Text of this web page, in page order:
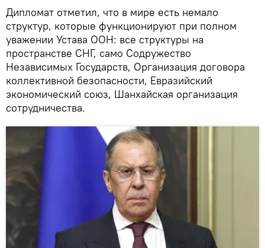
Дипломат отметил, что в мире есть немало
структур, которые функционируют при полном
уважении Устава ООН: все структуры на
пространстве СНГ, само Содружество
Независимых Государств, Организация договора
коллективной безопасности, Евразийский
экономический союз, Шанхайская организация
сотрудничества.